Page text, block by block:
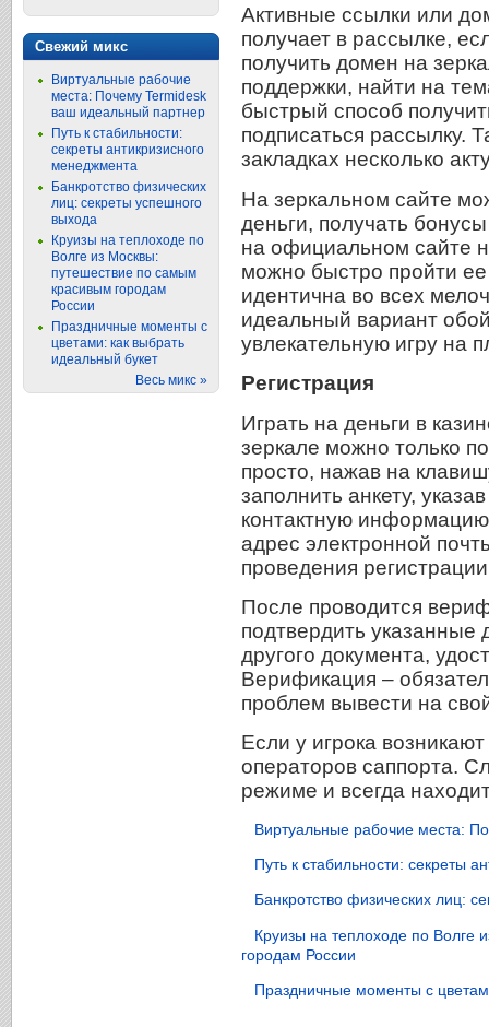
Активные ссылки или
получает в рассылке,
получить домен на
поддержки, найти на
быстрый способ
подписаться рассылку.
закладках несколько
На зеркальном сайте
деньги, получать
на официальном сайте
можно быстро пройти
идентична во всех
идеальный вариант
увлекательную игру на
Регистрация
Играть на деньги в
зеркале можно только
просто, нажав на
заполнить анкету,
контактную
адрес электронной
проведения
После проводится
подтвердить указанные
другого документа,
Верификация –
проблем вывести на
Если у игрока
операторов саппорта.
режиме и всегда
Виртуальные рабочие места:
Путь к стабильности: секреты
Банкротство физических лиц:
Круизы на теплоходе по Волге
городам России
Праздничные моменты с
Свежий микс
Виртуальные рабочие
места: Почему Termidesk
ваш идеальный партнер
Путь к стабильности:
секреты антикризисного
менеджмента
Банкротство физических
лиц: секреты успешного
выхода
Круизы на теплоходе по
Волге из Москвы:
путешествие по самым
красивым городам
России
Праздничные моменты с
цветами: как выбрать
идеальный букет
Весь микс »